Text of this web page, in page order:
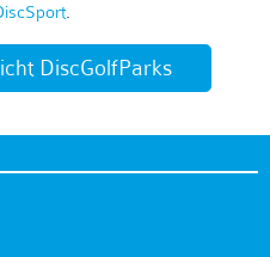
.
DiscGolfParks